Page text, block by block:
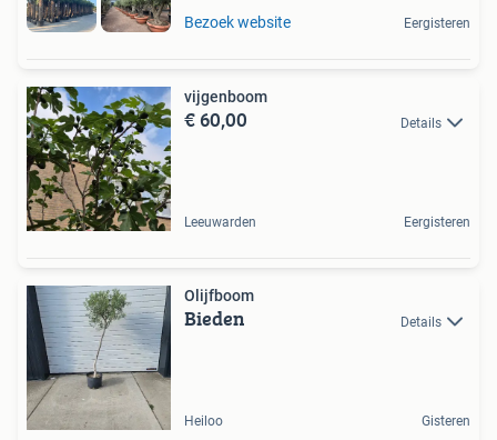
Bezoek website Eergisteren
vijgenboom
€ 60,00 Details
Leeuwarden Eergisteren
Olijfboom
Bieden Details
Heiloo Gisteren